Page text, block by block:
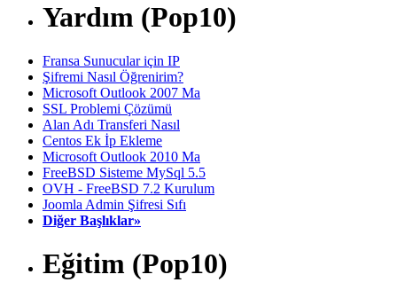
Yardım (Pop10)
Fransa Sunucular için IP
Şifremi Nasıl Öğrenirim?
Microsoft Outlook 2007 Ma
SSL Problemi Çözümü
Alan Adı Transferi Nasıl
Centos Ek İp Ekleme
Microsoft Outlook 2010 Ma
FreeBSD Sisteme MySql 5.5
OVH - FreeBSD 7.2 Kurulum
Joomla Admin Şifresi Sıfı
Diğer Başlıklar»
Eğitim (Pop10)